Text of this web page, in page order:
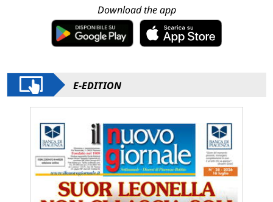
Download the app
E-EDITION